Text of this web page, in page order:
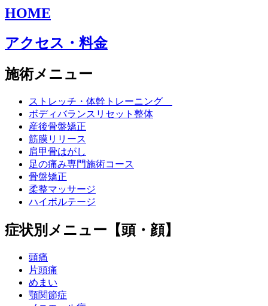
HOME
アクセス・料金
施術メニュー
ストレッチ・体幹トレーニング
ボディバランスリセット整体
産後骨盤矯正
筋膜リリース
肩甲骨はがし
足の痛み専門施術コース
骨盤矯正
柔整マッサージ
ハイボルテージ
症状別メニュー【頭・顔】
頭痛
片頭痛
めまい
顎関節症